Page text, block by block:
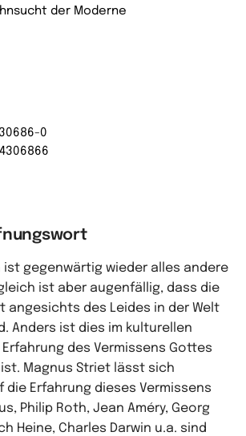
der Moderne
0
ist gegenwärtig wieder alles andere
ist aber augenfällig, dass die
angesichts des Leides in der Welt
Anders ist dies im kulturellen
des Vermissens Gottes
Magnus Striet lässt sich
die Erfahrung dieses Vermissens
Philip Roth, Jean Améry, Georg
Heine, Charles Darwin u.a. sind